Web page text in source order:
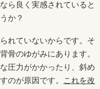
ら良く実感されていると
か？
れていないからです。そ
骨のゆがみにあります。
圧力がかかったり、斜め
のが原因です。
これを改